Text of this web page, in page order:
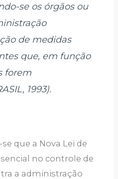
se os órgãos ou
de medidas
que, em função
forem
1993).
que a Nova Lei de
no controle de
a administração